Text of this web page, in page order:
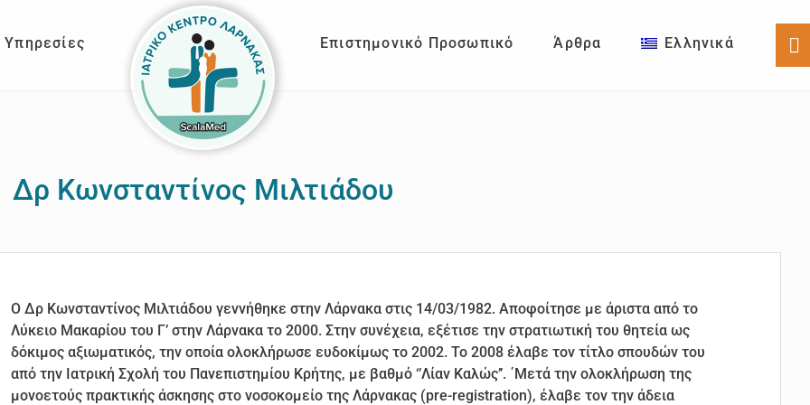
Επιστημονικό Προσωπικό Άρθρα Ελληνικά
Υπηρεσίες
Δρ Κωνσταντίνος Μιλτιάδου
Ο Δρ Κωνσταντίνος Μιλτιάδου γεννήθηκε στην Λάρνακα στις 14/03/1982. Αποφοίτησε με άριστα από το
Λύκειο Μακαρίου του Γ’ στην Λάρνακα το 2000. Στην συνέχεια, εξέτισε την στρατιωτική του θητεία ως
δόκιμος αξιωματικός, την οποία ολοκλήρωσε ευδοκίμως το 2002. Το 2008 έλαβε τον τίτλο σπουδών του
από την Ιατρική Σχολή του Πανεπιστημίου Κρήτης, με βαθμό ‘’Λίαν Καλώς’’. ΄Μετά την ολοκλήρωση της
μονοετούς πρακτικής άσκησης στο νοσοκομείο της Λάρνακας (pre-registration), έλαβε τον την άδεια